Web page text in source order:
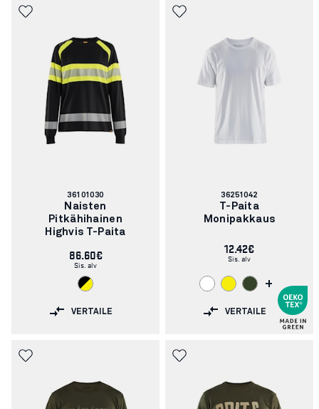
Tuotenumero:
36101030
Naisten
Pitkähihainen
Highvis T-Paita
86.60€
Sis. alv
VERTAILE
Tuotenumero:
36251042
T-Paita
Monipakkaus
12.42€
Sis. alv
+
VERTAILE